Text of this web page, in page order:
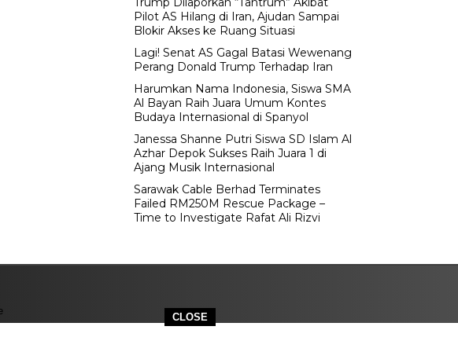
CLOSE
Pilot AS Hilang di Iran, Ajudan Sampai
Blokir Akses ke Ruang Situasi
Lagi! Senat AS Gagal Batasi Wewenang
Perang Donald Trump Terhadap Iran
Harumkan Nama Indonesia, Siswa SMA
Al Bayan Raih Juara Umum Kontes
Budaya Internasional di Spanyol
Janessa Shanne Putri Siswa SD Islam Al
Azhar Depok Sukses Raih Juara 1 di
Ajang Musik Internasional
Sarawak Cable Berhad Terminates
Failed RM250M Rescue Package –
Time to Investigate Rafat Ali Rizvi